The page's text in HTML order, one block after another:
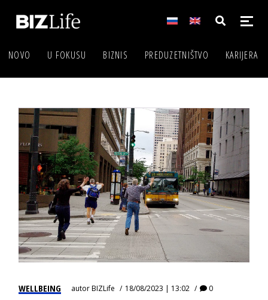
NOVO U FOKUSU BIZNIS PREDUZETNIŠTVO KARIJERA
WELLBEING autorBIZLife 18/08/2023 | 13:02 0